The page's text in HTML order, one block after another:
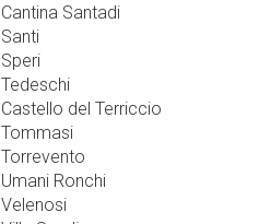
Cantina Santadi
Santi
Speri
Tedeschi
Castello del Terriccio
Tommasi
Torrevento
Umani Ronchi
Velenosi